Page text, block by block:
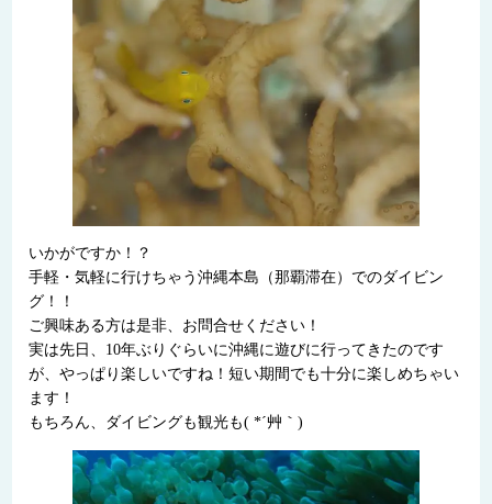
いかがですか！？
手軽・気軽に行けちゃう沖縄本島（那覇滞在）でのダイビン
グ！！
ご興味ある方は是非、お問合せください！
実は先日、10年ぶりぐらいに沖縄に遊びに行ってきたのです
が、やっぱり楽しいですね！短い期間でも十分に楽しめちゃい
ます！
もちろん、ダイビングも観光も( *´艸｀)